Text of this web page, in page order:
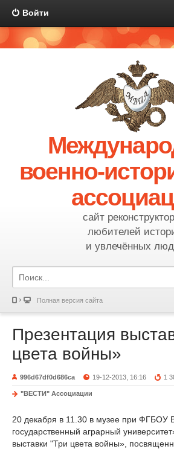
Войти
военно-
сайт
любителей
и увлечённых
Полная версия сайта
Презентация
цвета войны»
996d67df0d686ca 19-12-2013, 16:16 1
"ВЕСТИ" Ассоциации
20 декабря в 11.30 в музее при ФГБОУ
государственный аграрный
выставки "Три цвета войны»,